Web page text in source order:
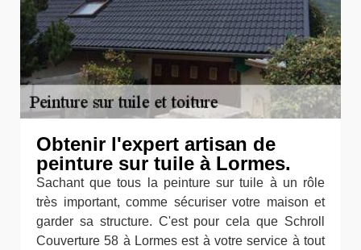
Obtenir l'expert artisan de
peinture sur tuile à Lormes.
Sachant que tous la peinture sur tuile à un rôle
très important, comme sécuriser votre maison et
garder sa structure. C'est pour cela que Schroll
Couverture 58 à Lormes est à votre service à tout